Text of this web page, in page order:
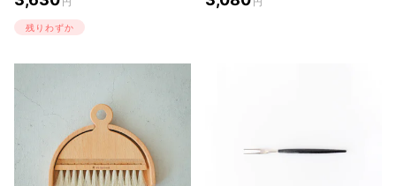
残りわずか